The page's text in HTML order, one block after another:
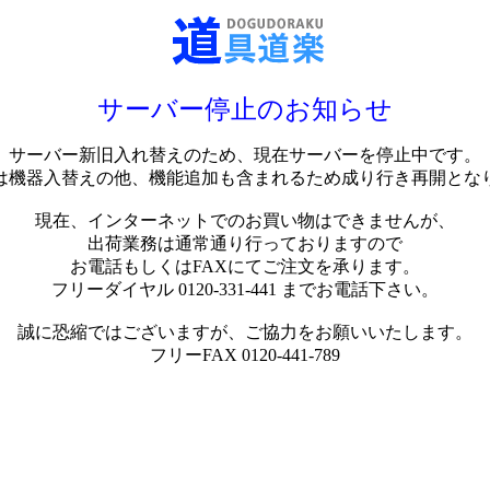
サーバー停止のお知らせ
サーバー新旧入れ替えのため、現在サーバーを停止中です。
機器入替えの他、機能追加も含まれるため成り行き再開とな
現在、インターネットでのお買い物はできませんが、
出荷業務は通常通り行っておりますので
お電話もしくはFAXにてご注文を承ります。
フリーダイヤル 0120-331-441 までお電話下さい。
誠に恐縮ではございますが、ご協力をお願いいたします。
フリーFAX 0120-441-789